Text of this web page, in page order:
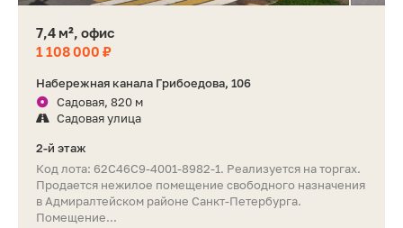
7,4 м², офис
1 108 000 ₽
Набережная канала Грибоедова, 106
Садовая, 820 м
Садовая улица
2-й этаж
Код лота: 62C46C9-4001-8982-1. Реализуется на торгах.
Продается нежилое помещение свободного назначения
в Адмиралтейском районе Санкт-Петербурга.
Помещение...